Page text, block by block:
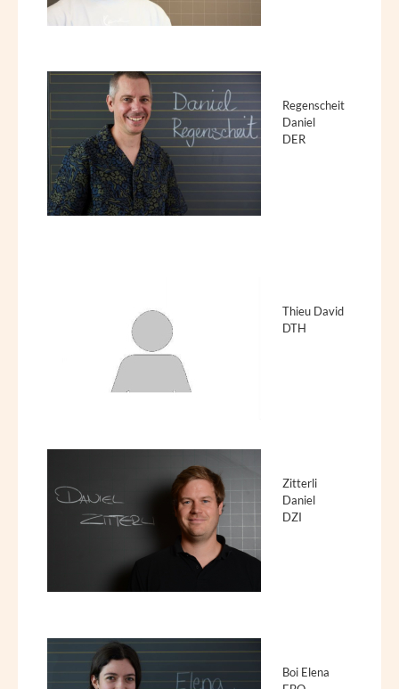
Regenscheit
Daniel
DER
Thieu David
DTH
Zitterli
Daniel
DZI
Boi Elena